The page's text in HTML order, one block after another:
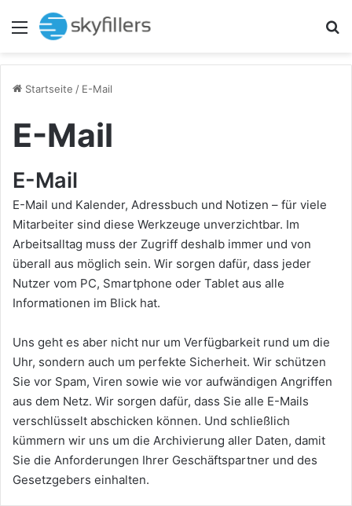
Menü
Startseite / E-Mail
E-Mail
E-Mail
E-Mail und Kalender, Adressbuch und Notizen – für viele
Mitarbeiter sind diese Werkzeuge unverzichtbar. Im
Arbeitsalltag muss der Zugriff deshalb immer und von
überall aus möglich sein. Wir sorgen dafür, dass jeder
Nutzer vom PC, Smartphone oder Tablet aus alle
Informationen im Blick hat.
Uns geht es aber nicht nur um Verfügbarkeit rund um die
Uhr, sondern auch um perfekte Sicherheit. Wir schützen
Sie vor Spam, Viren sowie wie vor aufwändigen Angriffen
aus dem Netz. Wir sorgen dafür, dass Sie alle E-Mails
verschlüsselt abschicken können. Und schließlich
kümmern wir uns um die Archivierung aller Daten, damit
Sie die Anforderungen Ihrer Geschäftspartner und des
Gesetzgebers einhalten.